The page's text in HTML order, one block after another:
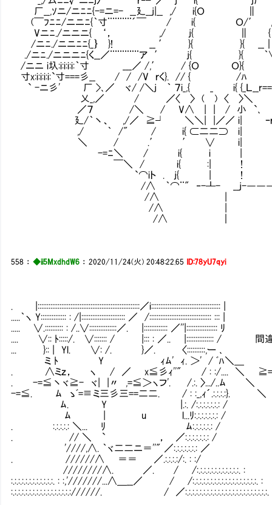
厂__,ｿニ/ニﾆﾆ{-=ニ=- __廴__j|__ ,/ i{
(￣ﾌﾆﾆ/ニニﾆ{｀寸¨¨¨¨¨´￣ / i{ Ｏ/
Vニﾆ./ニニニ{ ‘， ,/ j{ ∥
/ニﾆ./ニニﾆﾆ{_｝ }! __ ′ }{ }{
./ニﾆ./ニニニﾆ{く__／¨¨¨¨¨¨ア ′ j{
/ニニ i圦:i:i:i:i:｀寸 ___／ /,′ / {Ｏ
寸x:i:i:i:i:`寸===彡__ / / /V ｒく}. //
` -ニ彡' 厂 >､／ ヾ/ /＼j ｀ ７i_,{ _ i{ {_Ｌ
乂_,／ / ／〈 〉 ( ) 〈 〉＼
／７ /＼ / V∧ | | / 小 `､ 〉
廴/｀丶、 ,/／ ≧┘ ＼＼| |／／ i| ｰｒ
,/ ｀ /" / i{ ⊂二二⊃ i| :, :, V }
＼ / .′ ′ ∨ i| :, :,
-=ﾆ＼ / i{ i | , :, j ./
￣＼ / i{ :| ! {. {___廴
`⌒iト . j{ | ! i{ 斗
/∧ ｀⌒¨" ‐-┸- __j-
/∧ | ; i{.
/∧ | .′ lr―
/∧ ｜ .′ ∠__
558 ：◆ii5MxdhdW6 ：2020/11/24(火) 20:48:22.65 ID:78yU7qyi
. |::::::::::::::::::::::::::::::::::::::::::::::::::::::::／i:::::::::::::::::::::::::::::::::::::: |
.....｀ヽ Y:::::::::::::: : /|:::::::::::::::::::::::: ／ /:::::::::::::::::::::::::::::::::: ::: |
..... ∨.:::::::::: : /..∨:::::::::::::::／. |::::::::::::: ／''|::::::::::::::::: ﾘ
.... ∨:: ﾄ:::::/. ∨::::::: / |::: : ／.. |::::::::::::::: / 間違い
... }:: | Yl. ∨: /. }／. 〈::::::::::,ー ､
ミ ﾄ Y ｨﾑ' ｨ. ＞' / ﾞﾊ＼＿
. ∧ミｚ， ヽ / ／ x≦彡ｨ''" / : :/.... ＼
. -=≦丶ヾ≧- ヾ| |〃 ,=≦＞ヽフ'. /.:. 〉.../..ﾑ ＼
-=≦. ﾑ ゝﾞ=≡ミ三彡三==二二. / : :_,ｨ´.:.:.:.:}. ＼
ﾑ. Y |.:. /:.:.:.:.:.:.: /
ﾑ | u l...ﾘ:.:.:.:.:.:.: /
. :.:.:.:.: ＼... ﾘ ﾑ:.:.:.:.:.: /
. // ＼ ` ， ／:.:.:.:.:.:.: /
'////,∧. ｀ヾ二二ニ＝''" ／:.:.:.:.:.:.: ／
. //////∧ ＝＝ ／.:.:.:.:/:. : :/
////////∧. ／. / /:.:.:.:.:.:.:.:.:.:.:.:. :
:.:.:.:.:.:.:.:.:.:.:.:. : :,'///////...∧＿__／ / /:.:.:.:.:.:.:.:.:.:.:.:.:.:.:.:.:.:. :
:.:.:.:.:.:.:.:.:.:.:.:.:.:.:.:.://////. / ／:.:.:.:.:.:.:.:.:.:.:.:.:.:.:.:.:.:.:.:.:.:.:.